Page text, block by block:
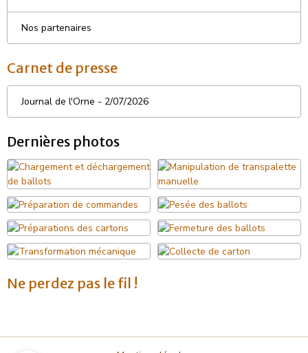
Nos partenaires
Carnet de presse
Journal de l'Orne - 2/07/2026
Dernières photos
Ne perdez pas le fil !